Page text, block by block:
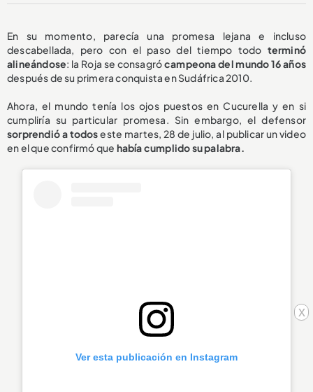
x
En su momento, parecía una promesa lejana e incluso
descabellada, pero con el paso del tiempo todo terminó
alineándose: la Roja se consagrócampeona del mundo 16 años
después de su primera conquista en Sudáfrica 2010.
Ahora, el mundo tenía los ojos puestos en Cucurella y en si
cumpliría su particular promesa. Sin embargo, el defensor
sorprendió a todoseste martes, 28 de julio, al publicar un video
en el que confirmó que había cumplido su palabra.
Ver esta publicación en Instagram